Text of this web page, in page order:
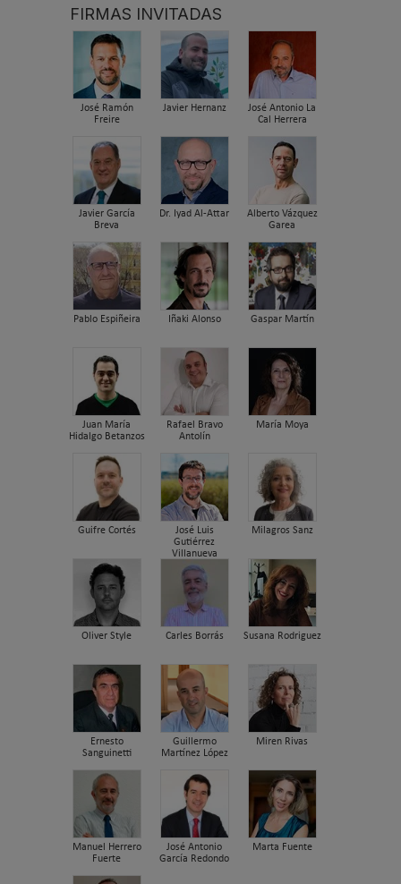
FIRMAS INVITADAS
José Ramón
Freire
Javier Hernanz
José Antonio La
Cal Herrera
Javier García
Breva
Dr. Iyad Al-Attar
Alberto Vázquez
Garea
Pablo Espiñeira Iñaki Alonso Gaspar Martín
Juan María
Hidalgo Betanzos
Rafael Bravo
Antolín
María Moya
Guifre Cortés
José Luis
Gutiérrez
Villanueva
Milagros Sanz
Oliver Style Carles Borrás Susana Rodriguez
Ernesto
Sanguinetti
Guillermo
Martínez López
Miren Rivas
Manuel Herrero
Fuerte
José Antonio
García Redondo
Marta Fuente